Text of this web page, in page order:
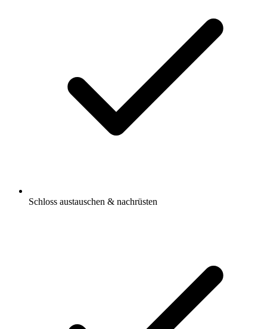
Schloss austauschen & nachrüsten